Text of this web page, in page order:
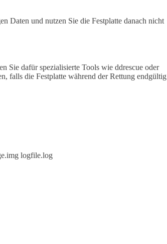
Daten und nutzen Sie die Festplatte danach nicht
Sie dafür spezialisierte Tools wie ddrescue oder
falls die Festplatte während der Rettung endgültig
logfile.log